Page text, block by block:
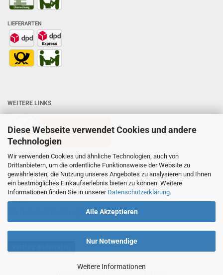
Diese Webseite verwendet Cookies und andere
Technologien
Wir verwenden Cookies und ähnliche Technologien, auch von
Drittanbietern, um die ordentliche Funktionsweise der Website zu
gewährleisten, die Nutzung unseres Angebotes zu analysieren und Ihnen
ein bestmögliches Einkaufserlebnis bieten zu können. Weitere
Informationen finden Sie in unserer Datenschutzerklärung.
Alle Akzeptieren
Nur Notwendige
Weitere Informationen
LIEFERARTEN
WEITERE LINKS
PREISE
Alle Preise inkl. MwSt. zzgl. Versandkosten.